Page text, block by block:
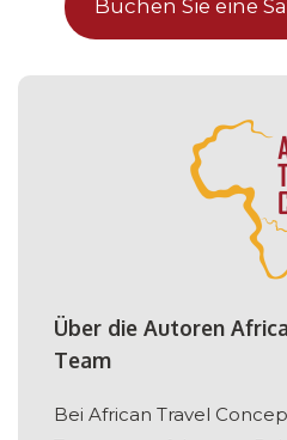
Buchen Sie eine
Über die Autoren
Team
Bei African Travel